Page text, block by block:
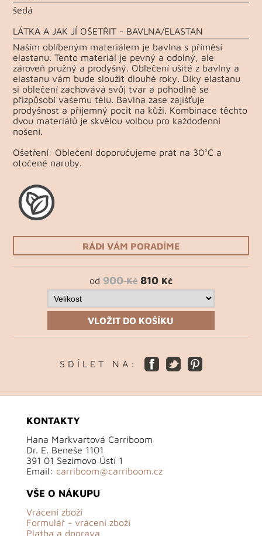
šedá
LÁTKA A JAK JÍ OŠETŘIT - BAVLNA/ELASTAN
Naším oblíbeným materiálem je bavlna s příměsí
elastanu. Tento materiál je pevný a odolný, ale
zároveň pružný a prodyšný. Oblečení ušité z bavlny a
elastanu vám bude sloužit dlouhé roky. Díky elastanu
si oblečení zachovává svůj tvar a pohodlně se
přizpůsobí vašemu tělu. Bavlna zase zajišťuje
prodyšnost a příjemný pocit na kůži. Kombinace těchto
dvou materiálů je skvělou volbou pro každodenní
nošení.
Ošetření: Oblečení doporučujeme prát na 30°C a
otočené naruby.
RÁDI VÁM PORADÍME
od 900 Kč 810 Kč
VLOŽIT DO KOŠÍKU
S D Í L E T N A :
KONTAKTY
Hana Markvartová Carriboom
Dr. E. Beneše 1101
391 01 Sezimovo Ústí 1
Email: carriboom@carriboom.cz
VŠE O NÁKUPU
Vrácení zboží
Formulář - vrácení zboží
Platba a doprava